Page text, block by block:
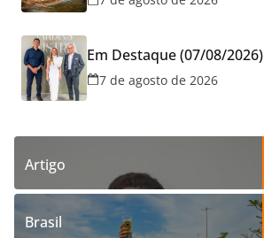
Em Destaque (07/08/2026)
7 de agosto de 2026
Artigo
Brasil